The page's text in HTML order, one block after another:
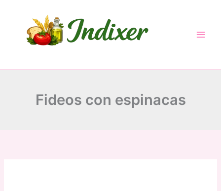
Fideos con espinacas